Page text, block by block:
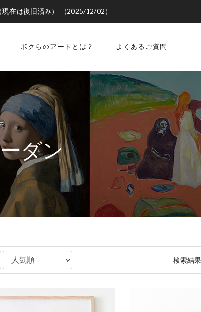
在は復旧済み） （2025/12/02）
ボクらのアートとは？ よくあるご質問
ダン
検索結